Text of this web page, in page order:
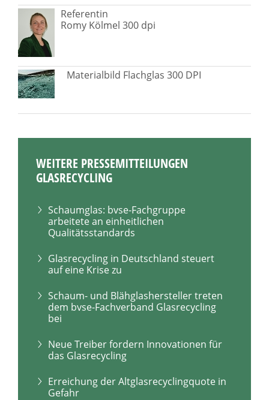
Referentin
Romy Kölmel 300 dpi
Materialbild Flachglas 300 DPI
WEITERE PRESSEMITTEILUNGEN
GLASRECYCLING
Schaumglas: bvse-Fachgruppe
arbeitete an einheitlichen
Qualitätsstandards
Glasrecycling in Deutschland steuert
auf eine Krise zu
Schaum- und Blähglashersteller treten
dem bvse-Fachverband Glasrecycling
bei
Neue Treiber fordern Innovationen für
das Glasrecycling
Erreichung der Altglasrecyclingquote in
Gefahr